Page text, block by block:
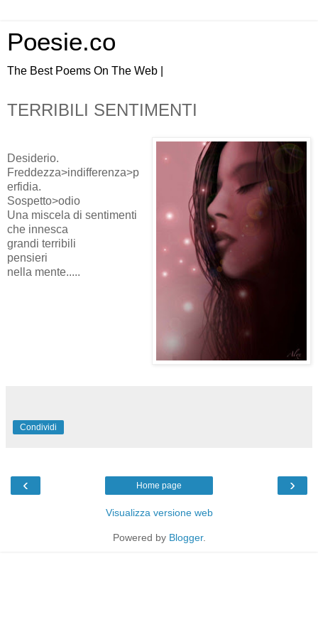
Poesie.co
The Best Poems On The Web |
TERRIBILI SENTIMENTI
Desiderio.
Freddezza>indifferenza>p
erfidia.
Sospetto>odio
Una miscela di sentimenti
che innesca
grandi terribili
pensieri
nella mente.....
Condividi
‹ ›
Home page
Visualizza versione web
Powered by Blogger.